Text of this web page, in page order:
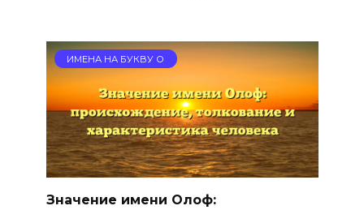
ИМЕНА НА БУКВУ О
Значение имени Олоф: